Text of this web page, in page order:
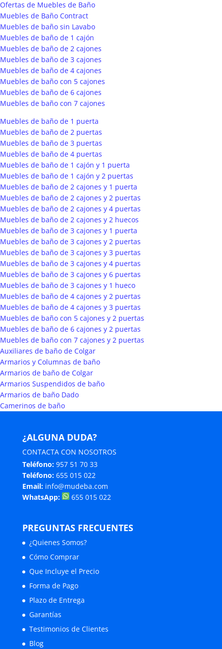
Ofertas de Muebles de Baño
Muebles de Baño Contract
Muebles de baño sin Lavabo
Muebles de baño de 1 cajón
Muebles de baño de 2 cajones
Muebles de baño de 3 cajones
Muebles de baño de 4 cajones
Muebles de baño con 5 cajones
Muebles de baño de 6 cajones
Muebles de baño con 7 cajones
Muebles de baño de 1 puerta
Muebles de baño de 2 puertas
Muebles de baño de 3 puertas
Muebles de baño de 4 puertas
Muebles de baño de 1 cajón y 1 puerta
Muebles de baño de 1 cajón y 2 puertas
Muebles de baño de 2 cajones y 1 puerta
Muebles de baño de 2 cajones y 2 puertas
Muebles de baño de 2 cajones y 4 puertas
Muebles de baño de 2 cajones y 2 huecos
Muebles de baño de 3 cajones y 1 puerta
Muebles de baño de 3 cajones y 2 puertas
Muebles de baño de 3 cajones y 3 puertas
Muebles de baño de 3 cajones y 4 puertas
Muebles de baño de 3 cajones y 6 puertas
Muebles de baño de 3 cajones y 1 hueco
Muebles de baño de 4 cajones y 2 puertas
Muebles de baño de 4 cajones y 3 puertas
Muebles de baño con 5 cajones y 2 puertas
Muebles de baño de 6 cajones y 2 puertas
Muebles de baño con 7 cajones y 2 puertas
Auxiliares de baño de Colgar
Armarios y Columnas de baño
Armarios de baño de Colgar
Armarios Suspendidos de baño
Armarios de baño Dado
Camerinos de baño
¿ALGUNA DUDA?
CONTACTA CON NOSOTROS
Teléfono: 957 51 70 33
Teléfono: 655 015 022
Email: info@mudeba.com
WhatsApp:
655 015 022
PREGUNTAS FRECUENTES
¿Quienes Somos?
Cómo Comprar
Que Incluye el Precio
Forma de Pago
Plazo de Entrega
Garantías
Testimonios de Clientes
Blog